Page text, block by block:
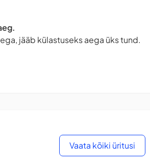
jääb külastuseks aega üks tund.
Vaata kõiki üritusi